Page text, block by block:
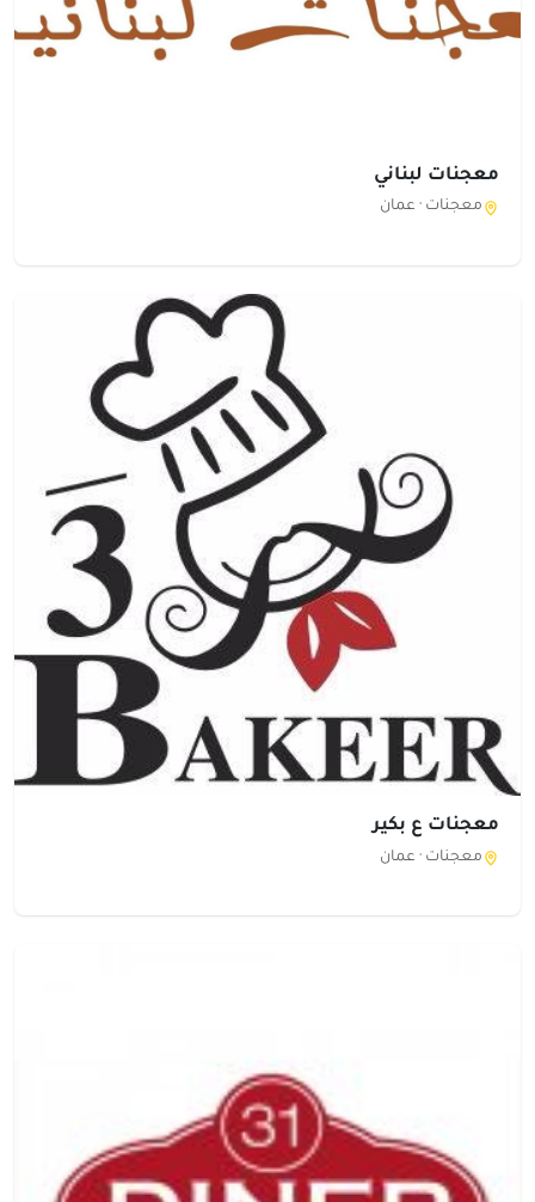
معجنات لبناني
معجنات · عمان
معجنات ع بكير
معجنات · عمان